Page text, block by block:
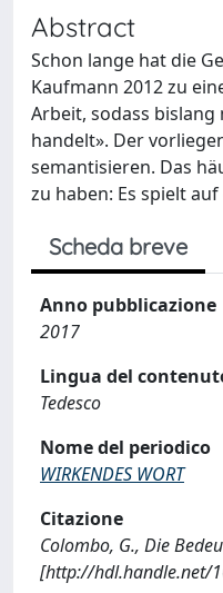
Abstract
Schon lange hat die
Kaufmann 2012 zu
Arbeit, sodass
handelt». Der
semantisieren. Das
zu haben: Es spielt
Scheda breve
Anno pubblicazione
2017
Lingua del
Tedesco
Nome del periodico
WIRKENDES WORT
Citazione
Colombo, G., Die
[http://hdl.handle.net/